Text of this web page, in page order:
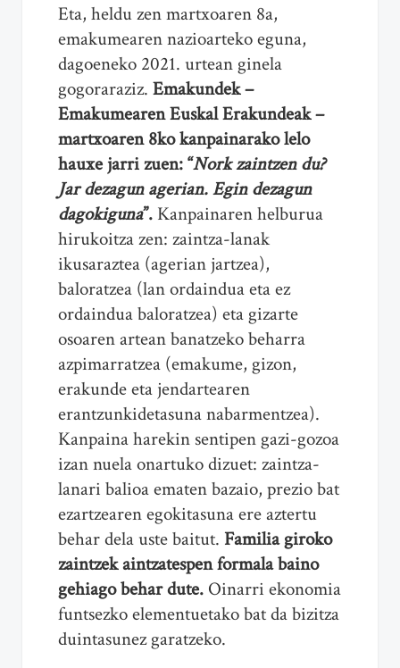
Eta, heldu zen martxoaren 8a,
emakumearen nazioarteko eguna,
dagoeneko 2021. urtean ginela
gogoraraziz. Emakundek –
Emakumearen Euskal Erakundeak –
martxoaren 8ko kanpainarako lelo
hauxe jarri zuen: “Nork zaintzen du?
Jar dezagun agerian. Egin dezagun
dagokiguna”. Kanpainaren helburua
hirukoitza zen: zaintza-lanak
ikusaraztea (agerian jartzea),
baloratzea (lan ordaindua eta ez
ordaindua baloratzea) eta gizarte
osoaren artean banatzeko beharra
azpimarratzea (emakume, gizon,
erakunde eta jendartearen
erantzunkidetasuna nabarmentzea).
Kanpaina harekin sentipen gazi-gozoa
izan nuela onartuko dizuet: zaintza-
lanari balioa ematen bazaio, prezio bat
ezartzearen egokitasuna ere aztertu
behar dela uste baitut. Familia giroko
zaintzek aintzatespen formala baino
gehiago behar dute. Oinarri ekonomia
funtsezko elementuetako bat da bizitza
duintasunez garatzeko.